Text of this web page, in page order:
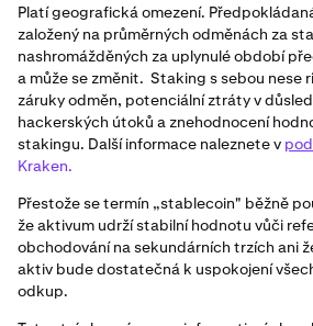
určitá kritéria.
Platí geografická omezení.
založený na průměrných odměnách za
nashromážděných za uplynulé období
a může se změnit. Staking s sebou nese
záruky odměn, potenciální ztráty v
hackerských útoků a znehodnocení
stakingu. Další informace naleznete v
Kraken.
Přestože se termín „stablecoin" běžně
že aktivum udrží stabilní hodnotu vůči
obchodování na sekundárních trzích ani
aktiv bude dostatečná k uspokojení
odkup.